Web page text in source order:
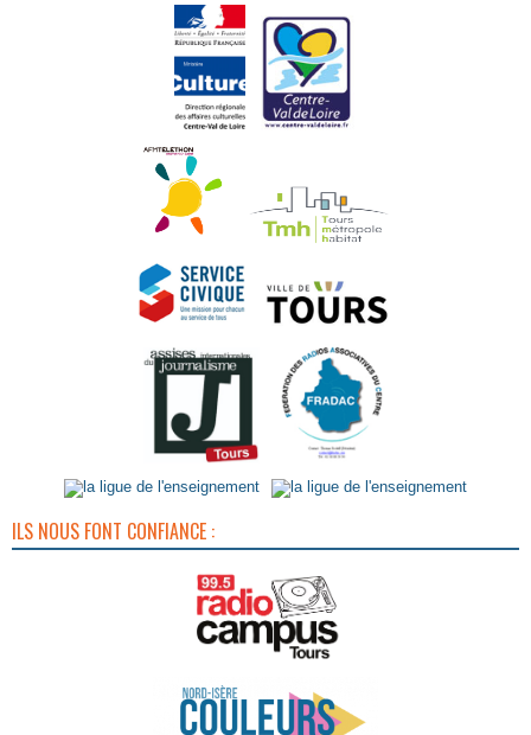
ILS NOUS FONT CONFIANCE :